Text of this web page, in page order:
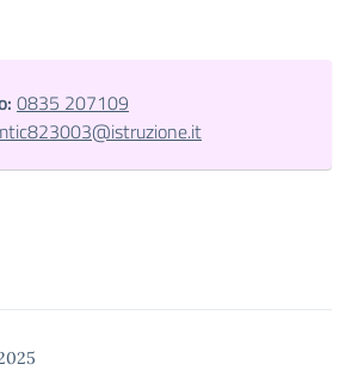
0835 207109